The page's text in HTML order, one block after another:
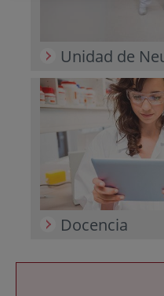
Unidad de
Docencia